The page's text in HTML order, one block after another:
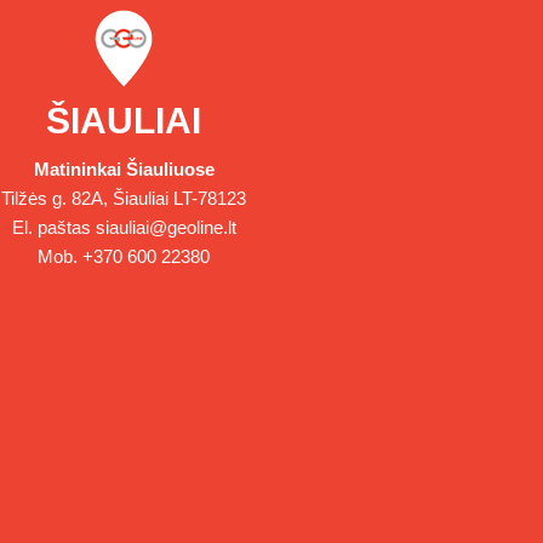
ŠIAULIAI
Matininkai Šiauliuose
Tilžės g. 82A, Šiauliai LT-78123
El. paštas siauliai@geoline.lt
Mob. +370 600 22380